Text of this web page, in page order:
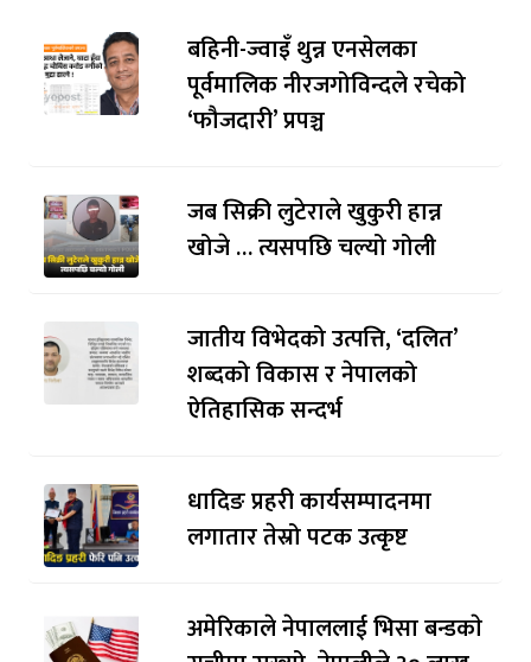
बहिनी-ज्वाइँ थुन्न एनसेलका
पूर्वमालिक नीरजगोविन्दले रचेको
‘फौजदारी’ प्रपञ्च
जब सिक्री लुटेराले खुकुरी हान्न
खोजे … त्यसपछि चल्यो गोली
जातीय विभेदको उत्पत्ति, ‘दलित’
शब्दको विकास र नेपालको
ऐतिहासिक सन्दर्भ
धादिङ प्रहरी कार्यसम्पादनमा
लगातार तेस्रो पटक उत्कृष्ट
अमेरिकाले नेपाललाई भिसा बन्डकाे